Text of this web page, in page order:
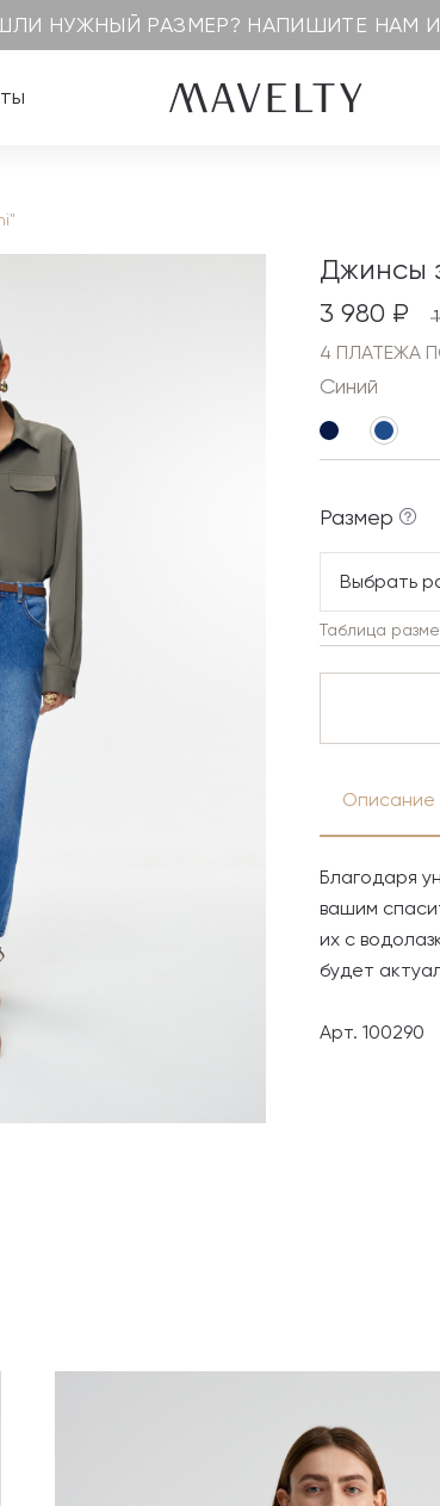
НУЖНЫЙ РАЗМЕР? НАПИШИТЕ НАМ
Джинсы
3 980 ₽
Синий
Размер
Выбрать
Таблица
Описание
Благодаря
вашим
их с
будет
Арт. 100290